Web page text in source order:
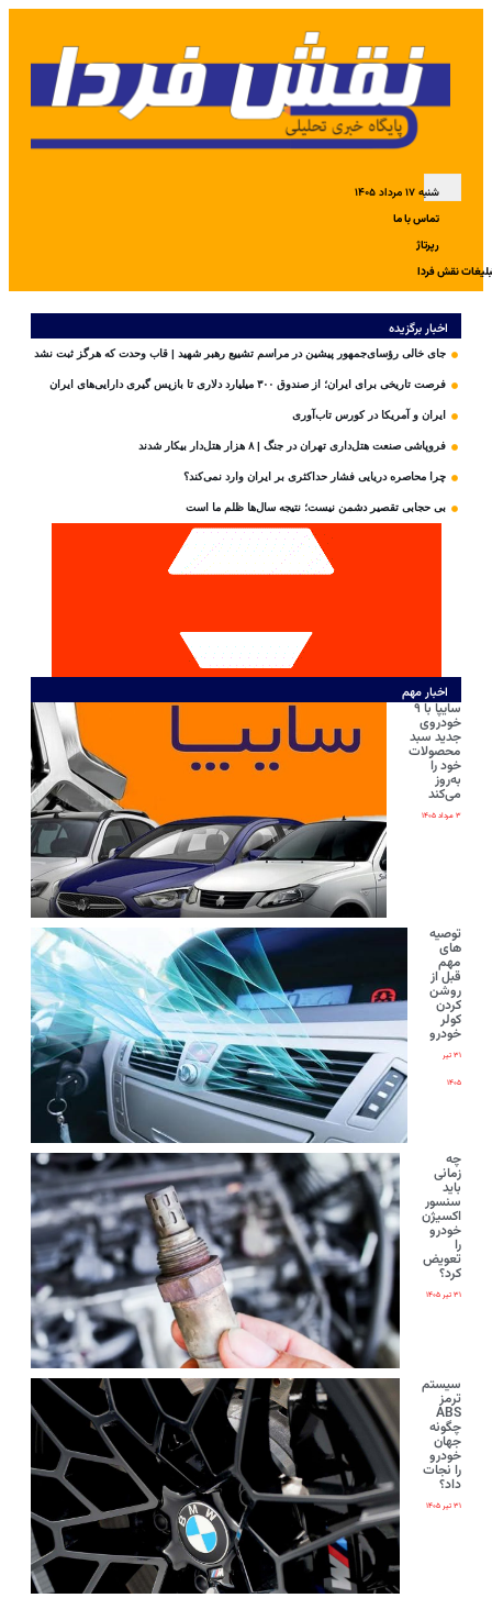
شنبه ۱۷ مرداد ۱۴۰۵
تماس با ما
رپرتاژ
نقش فردا
اخبار برگزیده
جای خالی رؤسای‌جمهور پیشین در مراسم تشییع رهبر شهید | قاب وحدت که هرگز ثبت نشد
فرصت تاریخی برای ایران؛ از صندوق ۳۰۰ میلیارد دلاری تا بازپس گیری دارایی‌های ایران
ایران و آمریکا در کورس تاب‌آوری
فروپاشی صنعت هتل‌داری تهران در جنگ | ۸ هزار هتل‌دار بیکار شدند
چرا محاصره دریایی فشار حداکثری بر ایران وارد نمی‌کند؟
بی‌ حجابی تقصیر دشمن نیست؛ نتیجه سال‌ها ظلم ما است
اخبار مهم
سایپا با ۹
خودروی
جدید سبد
محصولات
خود را
به‌روز
می‌کند
۳ مرداد ۱۴۰۵
توصیه
های
مهم
قبل از
روشن
کردن
کولر
خودرو
۳۱ تیر
۱۴۰۵
چه
زمانی
باید
سنسور
اکسیژن
خودرو
را
تعویض
کرد؟
۳۱ تیر ۱۴۰۵
سیستم
ترمز
ABS
چگونه
جهان
خودرو
را نجات
داد؟
۳۱ تیر ۱۴۰۵